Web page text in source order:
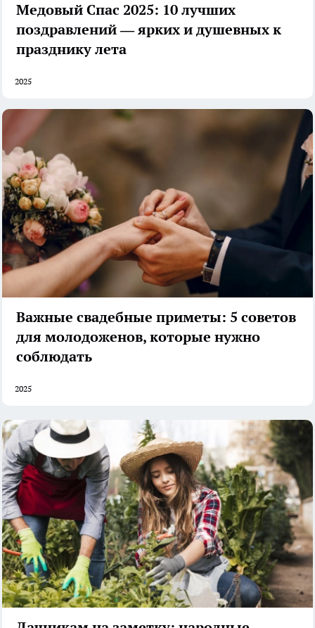
Медовый Спас 2025: 10 лучших
поздравлений — ярких и душевных к
празднику лета
2025
Важные свадебные приметы: 5 советов
для молодоженов, которые нужно
соблюдать
2025